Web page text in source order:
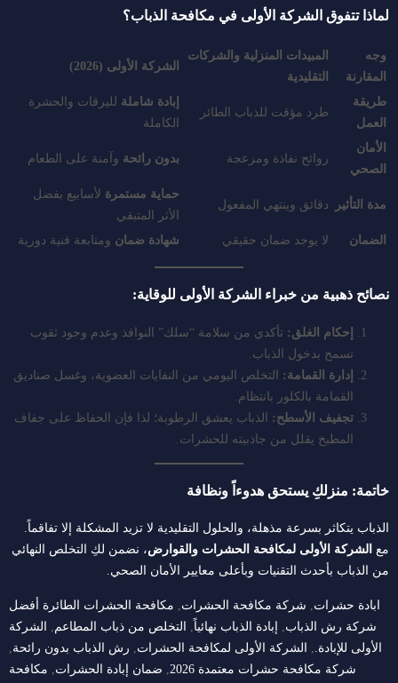
لماذا تتفوق الشركة الأولى في مكافحة الذباب؟
وجه
المقارنة
المبيدات المنزلية والشركات
التقليدية
الشركة الأولى (2026)
طريقة
العمل
طرد مؤقت للذباب الطائر
إبادة شاملة لليرقات والحشرة
الكاملة
الأمان
الصحي
روائح نفاذة ومزعجة بدون رائحة وآمنة على الطعام
مدة التأثير دقائق وينتهي المفعول
حماية مستمرة لأسابيع بفضل
الأثر المتبقي
الضمان
لا يوجد ضمان حقيقي شهادة ضمان ومتابعة فنية دورية
نصائح ذهبية من خبراء الشركة الأولى للوقاية:
إحكام الغلق: تأكدي من سلامة “سلك” النوافذ وعدم وجود ثقوب
تسمح بدخول الذباب.
إدارة القمامة: التخلص اليومي من النفايات العضوية، وغسل صناديق
القمامة بالكلور بانتظام.
تجفيف الأسطح: الذباب يعشق الرطوبة؛ لذا فإن الحفاظ على جفاف
المطبخ يقلل من جاذبيته للحشرات.
خاتمة: منزلكِ يستحق هدوءاً ونظافة
الذباب يتكاثر بسرعة مذهلة، والحلول التقليدية لا تزيد المشكلة إلا تفاقماً.
مع الشركة الأولى لمكافحة الحشرات والقوارض، نضمن لكِ التخلص النهائي
من الذباب بأحدث التقنيات وبأعلى معايير الأمان الصحي.
ابادة حشرات, شركة مكافحة الحشرات, مكافحة الحشرات الطائرة
أفضل
شركة رش الذباب, إبادة الذباب نهائياً, التخلص من ذباب المطاعم,
الشركة
الأولى للإبادة., الشركة الأولى لمكافحة الحشرات, رش الذباب بدون رائحة,
شركة مكافحة حشرات معتمدة 2026
, ضمان إبادة الحشرات, مكافحة